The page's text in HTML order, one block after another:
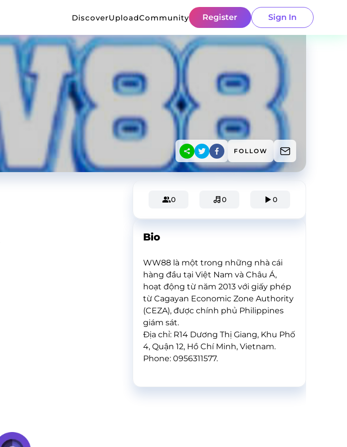
DiscoverUploadCommunity Register Sign In
FOLLOW
0 0 0
Bio
WW88 là một trong những nhà cái
hàng đầu tại Việt Nam và Châu Á,
hoạt động từ năm 2013 với giấy phép
từ Cagayan Economic Zone Authority
(CEZA), được chính phủ Philippines
giám sát.
Địa chỉ: R14 Dương Thị Giang, Khu Phố
4, Quận 12, Hồ Chí Minh, Vietnam.
Phone: 0956311577.